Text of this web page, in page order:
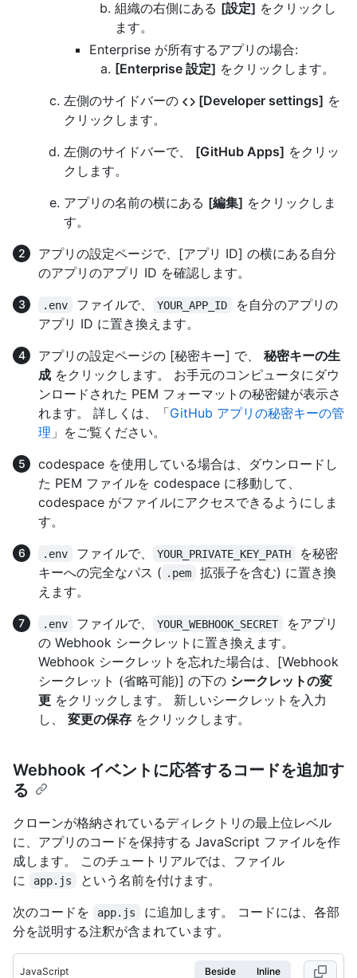
組織の右側にある [設定] をクリックし
ます。
Enterprise が所有するアプリの場合:
[Enterprise 設定] をクリックします。
左側のサイドバーの
[Developer settings] を
クリックします。
左側のサイドバーで、 [GitHub Apps] をクリッ
クします。
アプリの名前の横にある [編集] をクリックしま
す。
アプリの設定ページで、[アプリ ID] の横にある自分
のアプリのアプリ ID を確認します。
.env ファイルで、 YOUR_APP_ID
を自分のアプリの
アプリ ID に置き換えます。
アプリの設定ページの [秘密キー] で、 秘密キーの生
成 をクリックします。 お手元のコンピュータにダウ
ンロードされた PEM フォーマットの秘密鍵が表示さ
れます。 詳しくは、「GitHub アプリの秘密キーの管
理 」をご覧ください。
codespace を使用している場合は、ダウンロードし
た PEM ファイルを codespace に移動して、
codespace がファイルにアクセスできるようにしま
す。
.env ファイルで、 YOUR_PRIVATE_KEY_PATH
を秘密
キーへの完全なパス ( .pem
拡張子を含む) に置き換
えます。
.env ファイルで、 YOUR_WEBHOOK_SECRET
をアプリ
の Webhook シークレットに置き換えます。
Webhook シークレットを忘れた場合は、[Webhook
シークレット (省略可能)] の下の シークレットの変
更 をクリックします。 新しいシークレットを入力
し、 変更の保存 をクリックします。
Webhook イベントに応答するコードを追加す
る
クローンが格納されているディレクトリの最上位レベル
に、アプリのコードを保持する JavaScript ファイルを作
成します。 このチュートリアルでは、ファイル
に
app.js
という名前を付けます。
次のコードを
app.js
に追加します。 コードには、各部
分を説明する注釈が含まれています。
JavaScript Beside Inline